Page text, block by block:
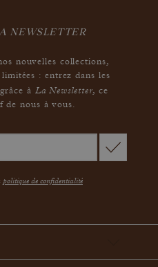
NEWSLETTER
nouvelles collections,
: entrez dans les
à La Newsletter,ce
de nous à vous.
politique de confidentialité